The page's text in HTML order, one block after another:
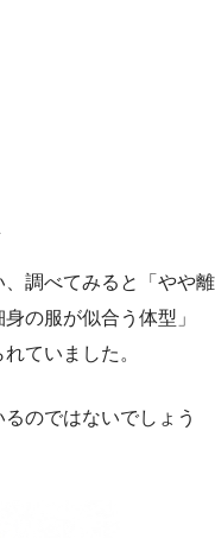
調べてみると「やや離
の服が似合う体型」
ていました。
のではないでしょう